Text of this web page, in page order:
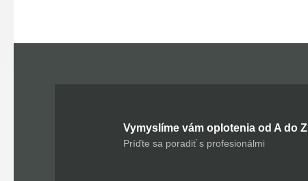
Vymyslíme vám oplotenia od A do Z
Príďte sa poradiť s profesionálmi